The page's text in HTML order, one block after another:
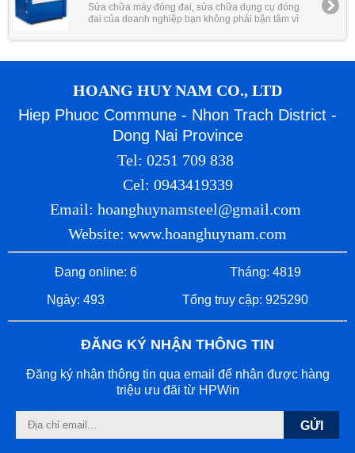
Sửa chữa máy đóng đai, sửa chữa dụng cụ đóng
đai của doanh nghiệp bạn không phải bận tâm vì
chữa máy đóng đai của doanh nghiệp
HOANG HUY NAM CO., LTD
Hiep Phuoc Commune - Nhon Trach District -
Dong Nai Province
Tel: 0251 709 838
Cel: 0943419339
Email: hoanghuynamsteel@gmail.com
Website: www.hoanghuynam.com
Đang online: 6 Tháng: 4819
Ngày: 493 Tổng truy cập: 925290
ĐĂNG KÝ NHẬN THÔNG TIN
Đăng ký nhận thông tin qua email để nhận được hàng
triệu ưu đãi từ HPWin
GỬI